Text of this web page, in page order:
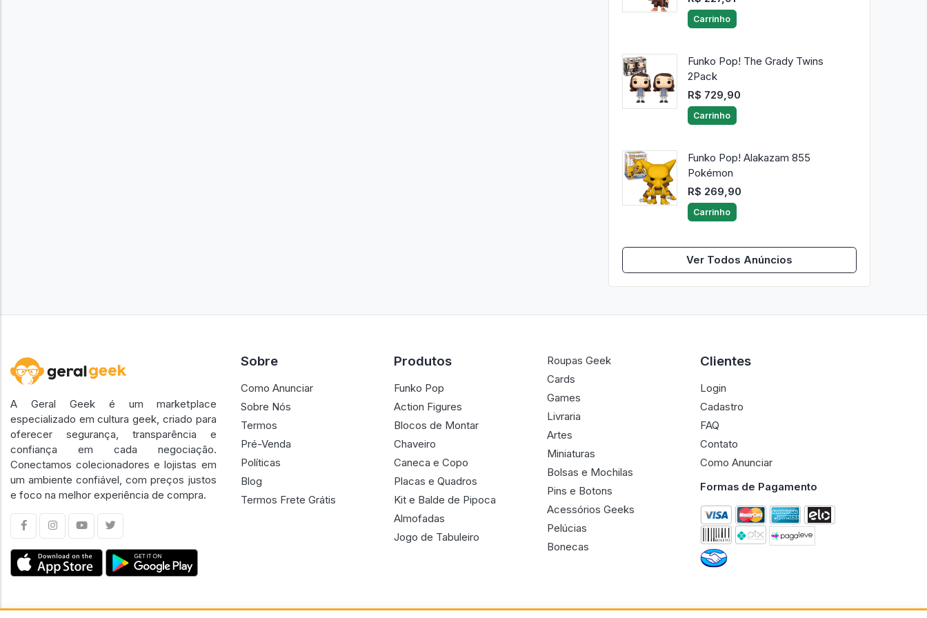
Carrinho
Funko Pop! The Grady Twins
2Pack
R$ 729,90
Carrinho
Funko Pop! Alakazam 855
Pokémon
R$ 269,90
Carrinho
Ver Todos Anúncios
A Geral Geek é um marketplace
especializado em cultura geek, criado para
oferecer segurança, transparência e
confiança em cada negociação.
Conectamos colecionadores e lojistas em
um ambiente confiável, com preços justos
e foco na melhor experiência de compra.
Sobre
Como Anunciar
Sobre Nós
Termos
Pré-Venda
Políticas
Blog
Termos Frete Grátis
Produtos
Funko Pop
Action Figures
Blocos de Montar
Chaveiro
Caneca e Copo
Placas e Quadros
Kit e Balde de Pipoca
Almofadas
Jogo de Tabuleiro
Roupas Geek
Cards
Games
Livraria
Artes
Miniaturas
Bolsas e Mochilas
Pins e Botons
Acessórios Geeks
Pelúcias
Bonecas
Clientes
Login
Cadastro
FAQ
Contato
Como Anunciar
Formas de Pagamento